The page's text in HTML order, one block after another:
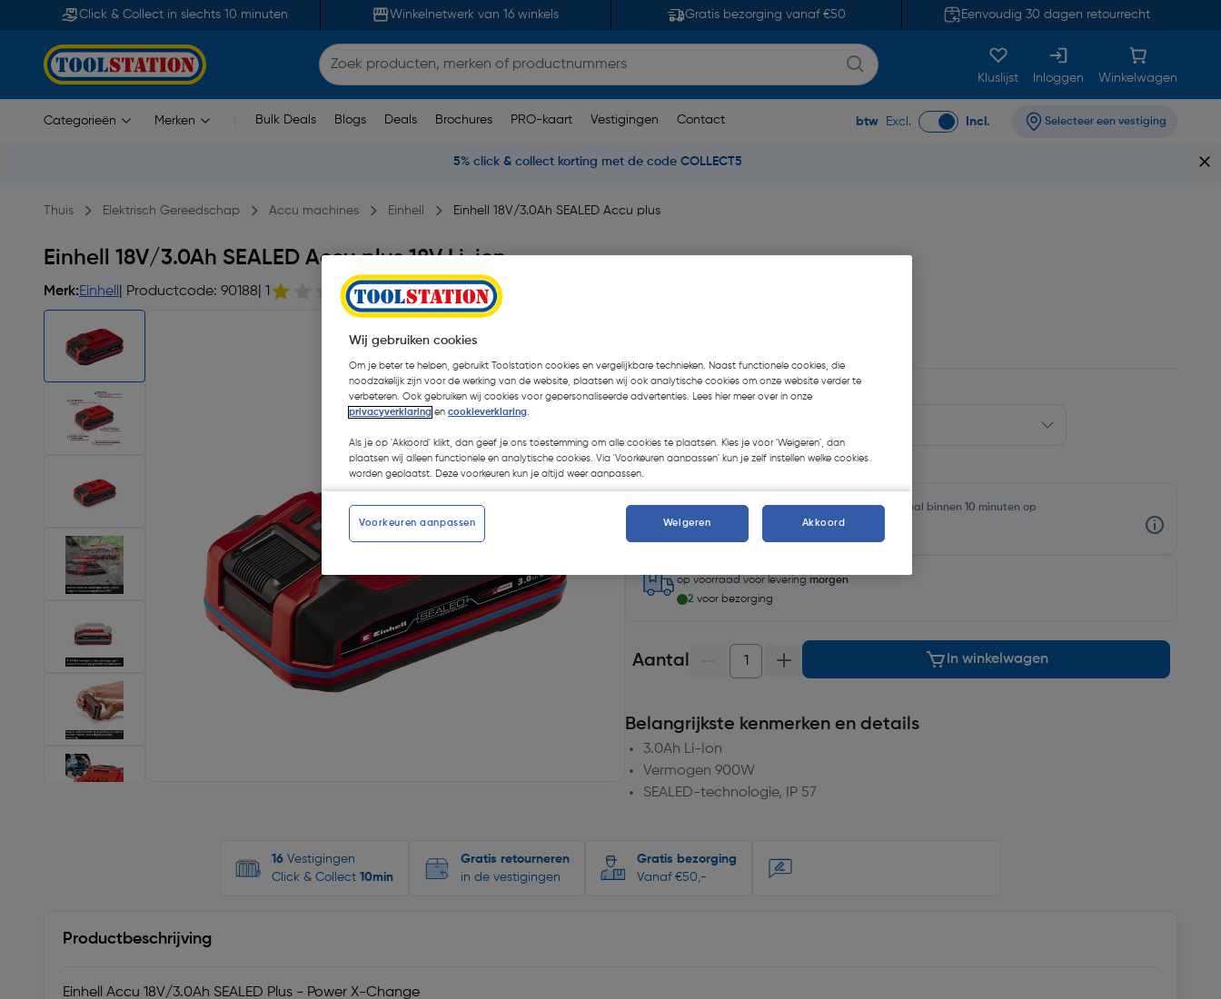
Click & Collect in slechts 10 minuten Winkelnetwerk van 16 winkels Gratis bezorging vanaf €50 Eenvoudig 30 dagen retourrecht
Kluslijst Inloggen Winkelwagen
Categorieën Merken Bulk Deals Blogs Deals Brochures PRO-kaart Vestigingen Contact btw Excl. Incl. Selecteer een vestiging
5% click & collect korting met de code COLLECT5
Thuis Elektrisch Gereedschap Accu machines Einhell Einhell 18V/3.0Ah SEALED Accu plus
Einhell 18V/3.0Ah SEALED Accu plus 18V Li-ion
Merk:Einhell | Productcode: 90188 | 1 | Stuk
Kies productvariant(1)
Selecteer winkel - Bekijk voorraadniveaus en haal binnen 10 minuten op
Selecteer vestiging
op voorraad voor levering morgen
2 voor bezorging
Aantal In winkelwagen
Belangrijkste kenmerken en details
3.0Ah Li-Ion
Vermogen 900W
SEALED-technologie, IP 57
16 Vestigingen
Click & Collect 10min
Gratis retourneren
in de vestigingen
Gratis bezorging
Vanaf €50,-
Productbeschrijving
Einhell Accu 18V/3.0Ah SEALED Plus - Power X-Change
Wij gebruiken cookies
Om je beter te helpen, gebruikt Toolstation cookies en vergelijkbare technieken. Naast functionele cookies, die
noodzakelijk zijn voor de werking van de website, plaatsen wij ook analytische cookies om onze website verder te
verbeteren. Ook gebruiken wij cookies voor gepersonaliseerde advertenties. Lees hier meer over in onze
privacyverklaring en cookieverklaring.
Als je op 'Akkoord' klikt, dan geef je ons toestemming om alle cookies te plaatsen. Kies je voor 'Weigeren', dan
plaatsen wij alleen functionele en analytische cookies. Via 'Voorkeuren aanpassen' kun je zelf instellen welke cookies
worden geplaatst. Deze voorkeuren kun je altijd weer aanpassen.
Voorkeuren aanpassen Weigeren Akkoord